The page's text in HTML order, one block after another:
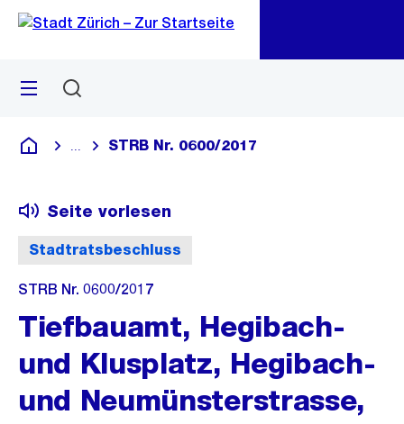
Navigation
Sprunglink
Menü
Deutsch
Blende alle Breadcrumbs ein
STRB Nr. 0600/2017
Stadtratsbeschluss
Seite vorlesen
STRB Nr. 0600/2017
Tiefbauamt, Hegibach-
und Klusplatz, Hegibach-
und Neumünsterstrasse,